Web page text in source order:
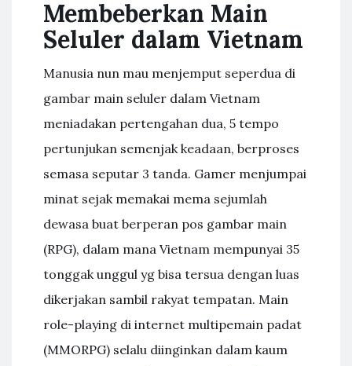
Membeberkan Main
Seluler dalam Vietnam
Manusia nun mau menjemput seperdua di
gambar main seluler dalam Vietnam
meniadakan pertengahan dua, 5 tempo
pertunjukan semenjak keadaan, berproses
semasa seputar 3 tanda. Gamer menjumpai
minat sejak memakai mema sejumlah
dewasa buat berperan pos gambar main
(RPG), dalam mana Vietnam mempunyai 35
tonggak unggul yg bisa tersua dengan luas
dikerjakan sambil rakyat tempatan. Main
role-playing di internet multipemain padat
(MMORPG) selalu diinginkan dalam kaum